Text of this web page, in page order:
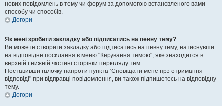
нових повідомлень в тему чи форум за допомогою встановленого вами
способу чи способів.
Догори
Як мені зробити закладку або підписатись на певну тему?
Ви можете створити закладку або підписатись на певну тему, натиснувши
на відповідне посилання в меню "Керування темою", яке знаходится в
верхній і нижній частині сторінки перегляду тем.
Поставивши галочку напроти пункта "Сповіщати мене про отримання
відповіді" при відправці повідомлення, ви також підпишетесь на відповідну
тему.
Догори